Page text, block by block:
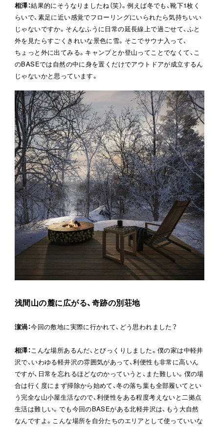
相澤：結果的にそうなりましたね（笑）。例えば冬でも、靴下1枚く
らいで、素足に近い感覚でフローリングにいられたら気持ちいい
じゃないですか。そんなふうに日常の延長線上で過ごせて、ふと
外を見たらすごくきれいな景色に雪。そこでサウナ入って、
ちょっと外に出てみる。キャンプとか登山ってことでなくて、こ
のBASEでは自然の中に身を置くだけでアウトドアが成立するん
じゃないかと思っています。
浅間山の麓に広がる、奇跡の別荘地
濵渦：今回の敷地に実際に行かれて、どう思われました？
相澤：こんな場所あるんだ、とびっくりしました。僕の家は中軽井
沢で、いわゆる軽井沢の雰囲気があって、利便性も非常に高いん
ですが、日常を忘れるほどなのかっていうと、また難しい。僕の場
合は行く度にまず掃除から始めて、冬の落ち葉も全部履いてとい
う完全な山小屋生活なので、利便性をある程度考えないと二拠点
生活は難しい。でも今回のBASEがある北軽井沢は、もう大自然
なんですよ。こんな場所を自分たちのエリアとして使っていいな